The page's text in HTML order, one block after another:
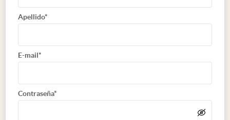
Apellido*
E-mail*
Contraseña*